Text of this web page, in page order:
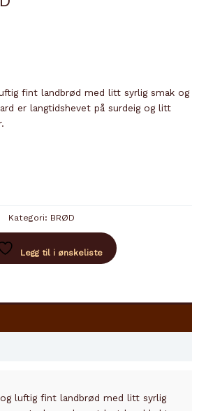
fint landbrød med litt syrlig smak og
er langtidshevet på surdeig og litt
Kategori: BRØD
Legg til i ønskeliste
luftig fint landbrød med litt syrlig